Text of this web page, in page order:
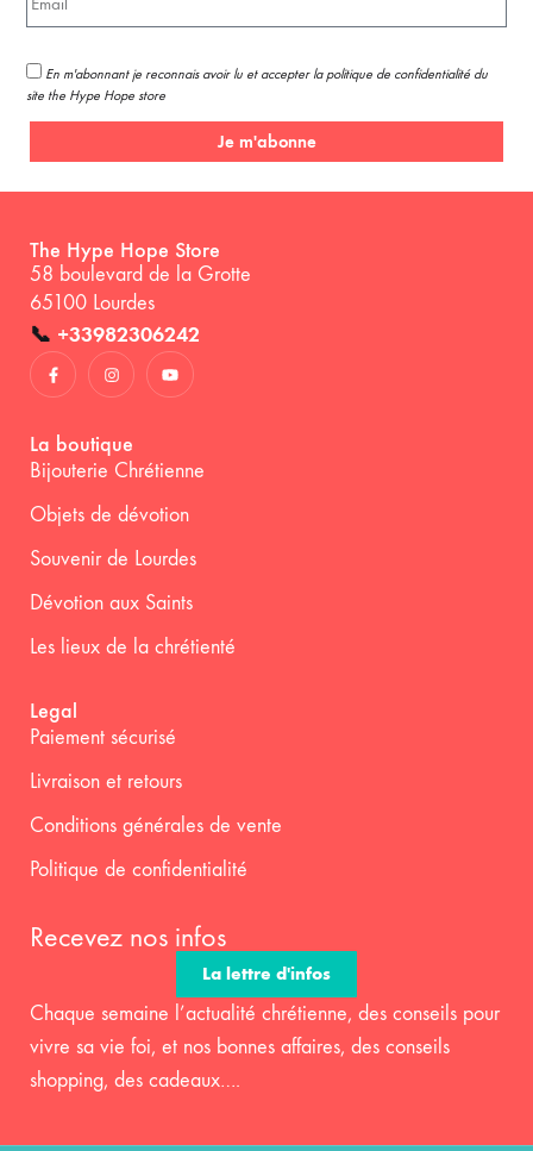
En m'abonnant je reconnais avoir lu et accepter la politique de confidentialité du
site the Hype Hope store
Je m'abonne
The Hype Hope Store
58 boulevard de la Grotte
65100 Lourdes
📞 +33982306242
La boutique
Bijouterie Chrétienne
Objets de dévotion
Souvenir de Lourdes
Dévotion aux Saints
Les lieux de la chrétienté
Legal
Paiement sécurisé
Livraison et retours
Conditions générales de vente
Politique de confidentialité
Recevez nos infos
La lettre d'infos
Chaque semaine l’actualité chrétienne, des conseils pour
vivre sa vie foi, et nos bonnes affaires, des conseils
shopping, des cadeaux….